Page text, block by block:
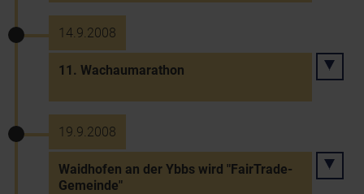
14.9.2008
11. Wachaumarathon
19.9.2008
Waidhofen an der Ybbs wird "FairTrade-
Gemeinde"